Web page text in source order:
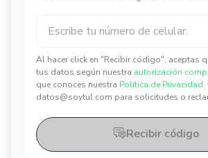
Al hacer click en "Recibir código", aceptas
tus datos según nuestra autorización
que conoces nuestra Política de Privacidad.
datos@soytul.com para solicitudes o
Recibir código